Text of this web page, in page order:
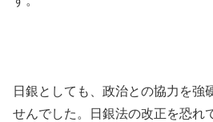
日銀としても、政治との協力を強
せんでした。日銀法の改正を恐れ